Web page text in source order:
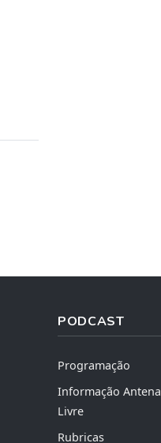
PODCAST
Programação
Informação Antena
Livre
Rubricas